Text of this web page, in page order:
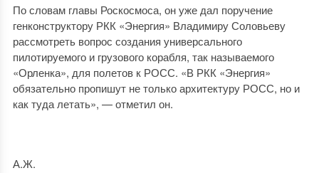
По словам главы Роскосмоса, он уже дал поручение
генконструктору РКК «Энергия» Владимиру Соловьеву
рассмотреть вопрос создания универсального
пилотируемого и грузового корабля, так называемого
«Орленка», для полетов к РОСС. «В РКК «Энергия»
обязательно пропишут не только архитектуру РОСС, но и
как туда летать», — отметил он.
А.Ж.